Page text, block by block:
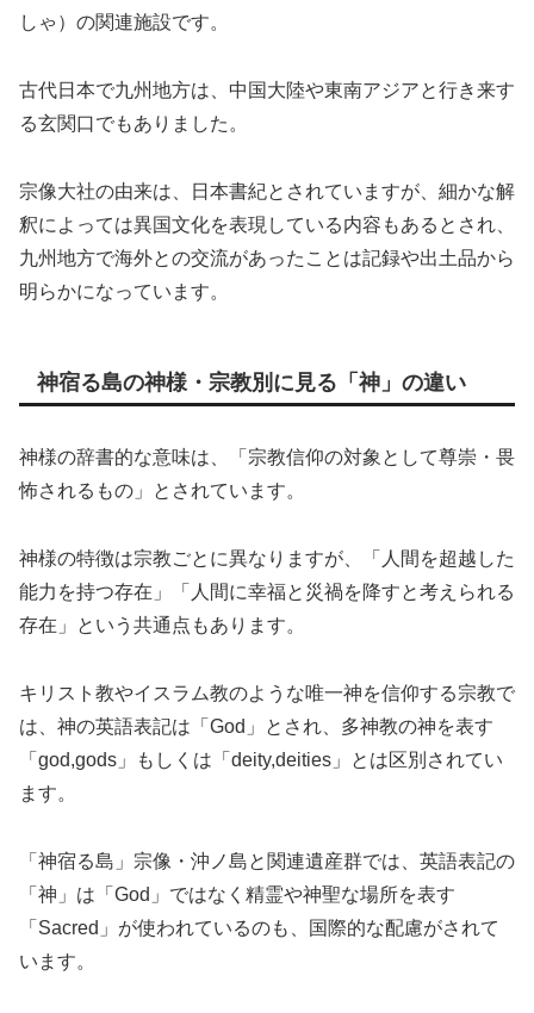
しゃ）の関連施設です。
古代日本で九州地方は、中国大陸や東南アジアと行き来す
る玄関口でもありました。
宗像大社の由来は、日本書紀とされていますが、細かな解
釈によっては異国文化を表現している内容もあるとされ、
九州地方で海外との交流があったことは記録や出土品から
明らかになっています。
神宿る島の神様・宗教別に見る「神」の違い
神様の辞書的な意味は、「宗教信仰の対象として尊崇・畏
怖されるもの」とされています。
神様の特徴は宗教ごとに異なりますが、「人間を超越した
能力を持つ存在」「人間に幸福と災禍を降すと考えられる
存在」という共通点もあります。
キリスト教やイスラム教のような唯一神を信仰する宗教で
は、神の英語表記は「God」とされ、多神教の神を表す
「god,gods」もしくは「deity,deities」とは区別されてい
ます。
「神宿る島」宗像・沖ノ島と関連遺産群では、英語表記の
「神」は「God」ではなく精霊や神聖な場所を表す
「Sacred」が使われているのも、国際的な配慮がされて
います。